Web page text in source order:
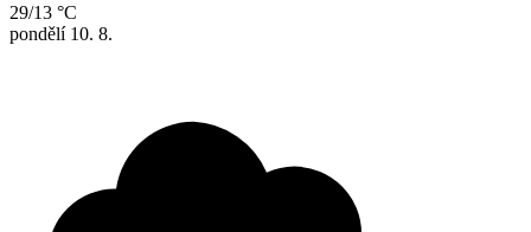
29/13 °C
pondělí 10. 8.